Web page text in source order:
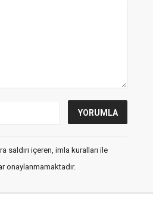
saldırı içeren, imla kuralları ile
onaylanmamaktadır.